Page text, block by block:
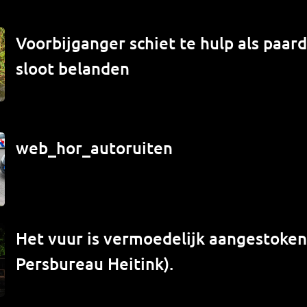
Voorbijganger schiet te hulp als
sloot belanden
web_hor_autoruiten
Het vuur is vermoedelijk
Persbureau Heitink).